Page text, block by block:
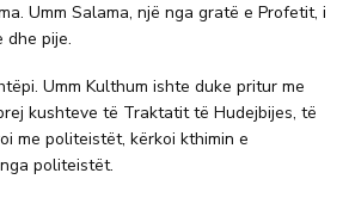
Umm Salama, një nga gratë e Profetit, i
dhe pije.
Umm Kulthum ishte duke pritur me
kushteve të Traktatit të Hudejbijes, të
me politeistët, kërkoi kthimin e
politeistët.